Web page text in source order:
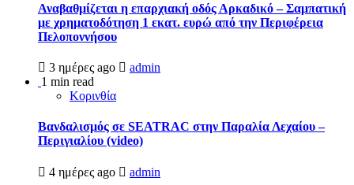
Αναβαθμίζεται η επαρχιακή οδός Αρκαδικό – Σαμπατική
με χρηματοδότηση 1 εκατ. ευρώ από την Περιφέρεια
Πελοποννήσου
3 ημέρες ago
admin
1 min read
Κορινθία
Βανδαλισμός σε SEATRAC στην Παραλία Λεχαίου –
Περιγιαλίου (video)
4 ημέρες ago
admin